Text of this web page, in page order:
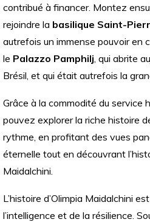
contribué à financer. Montez
rejoindre la basilique Saint-
autrefois un immense pouvoir en
le Palazzo Pamphilj , qui abrite
Brésil, et qui était autrefois la
Grâce à la commodité du service
pouvez explorer la riche histoire
rythme, en profitant des vues
éternelle tout en découvrant
Maidalchini.
L’histoire d’Olimpia Maidalchini
l’intelligence et de la résilience.